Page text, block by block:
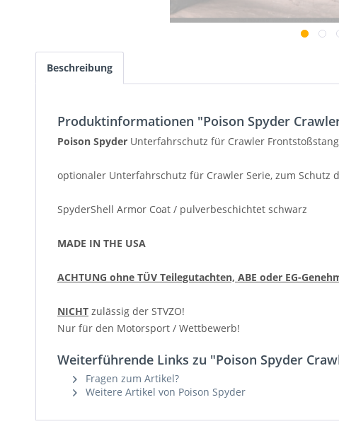
Beschreibung
Produktinformationen "Poison Spyder
Poison Spyder Unterfahrschutz für Crawler
optionaler Unterfahrschutz für Crawler Serie, zum Schutz
SpyderShell Armor Coat / pulverbeschichtet schwarz
MADE IN THE USA
ACHTUNG ohne TÜV Teilegutachten, ABE oder EG-
NICHT zulässig der STVZO!
Nur für den Motorsport / Wettbewerb!
Weiterführende Links zu "Poison Spyder
Fragen zum Artikel?
Weitere Artikel von Poison Spyder